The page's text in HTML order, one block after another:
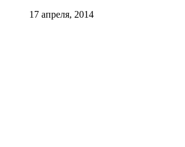
17 апреля, 2014